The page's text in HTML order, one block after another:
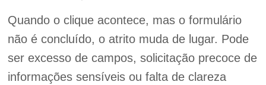
Quando o clique acontece, mas o formulário
não é concluído, o atrito muda de lugar. Pode
ser excesso de campos, solicitação precoce de
informações sensíveis ou falta de clareza